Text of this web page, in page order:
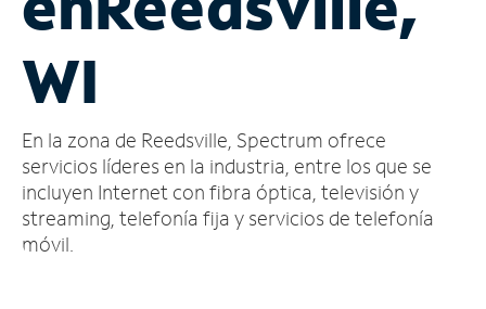
cuenta
Encuentra
tienda
WI
En la zona de Reedsville, Spectrum ofrece
servicios líderes en la industria, entre los que se
incluyen Internet con fibra óptica, televisión y
streaming, telefonía fija y servicios de telefonía
móvil.